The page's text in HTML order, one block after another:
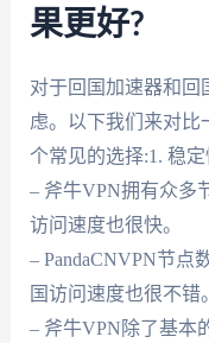
果更好?
对于回国加速器和回
虑。以下我们来对比
个常见的选择:1. 稳
– 斧牛VPN拥有众多
访问速度也很快。
– PandaCNVPN节点
国访问速度也很不错
– 斧牛VPN除了基本